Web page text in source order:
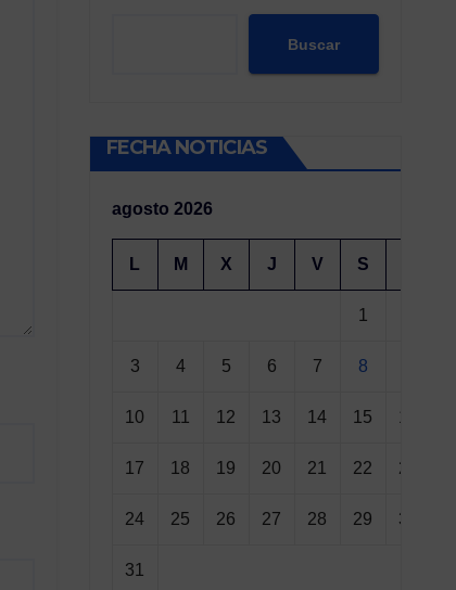
Buscar
FECHA NOTICIAS
agosto 2026
L M X J V S
1
3 4 5 6 7 8
10 11 12 13 14 15 16
17 18 19 20 21 22 23
24 25 26 27 28 29 30
31